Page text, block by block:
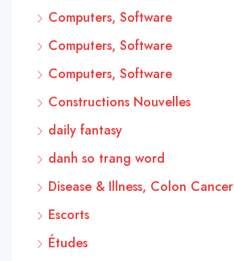
Computers, Software
Computers, Software
Computers, Software
Constructions Nouvelles
daily fantasy
danh so trang word
Disease & Illness, Colon Cancer
Escorts
Études